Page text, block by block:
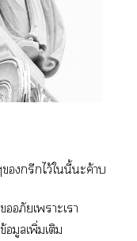
กรีกไว้ในี้ะค้าบ
อภัยเาะเา
อมูลเพิ่มเติม